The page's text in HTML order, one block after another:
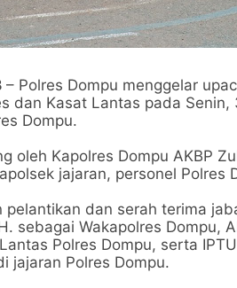
– Polres Dompu menggelar
dan Kasat Lantas pada
Dompu.
oleh Kapolres Dompu AKBP
jajaran, personel Polres
pelantikan dan serah terima
sebagai Wakapolres Dompu,
Polres Dompu, serta
jajaran Polres Dompu.